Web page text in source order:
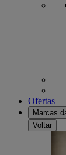
Ofertas
Marcas
Voltar